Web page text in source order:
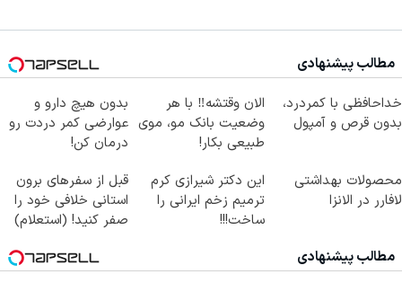
مطالب پیشنهادی
خداحافظی با کمردرد،
بدون قرص و آمپول
الان وقتشه‼️ با هر
وضعیت بانک مو، موی
طبیعی بکار!
بدون هیچ دارو و
عوارضی کمر دردت رو
درمان کن!
محصولات بهداشتی
لافارر در الانزا
این دکتر شیرازی کرم
ترمیم زخم ایرانی را
ساخت!!!
قبل از سفرهای برون
استانی خلافی خود را
صفر کنید! (استعلام)
مطالب پیشنهادی